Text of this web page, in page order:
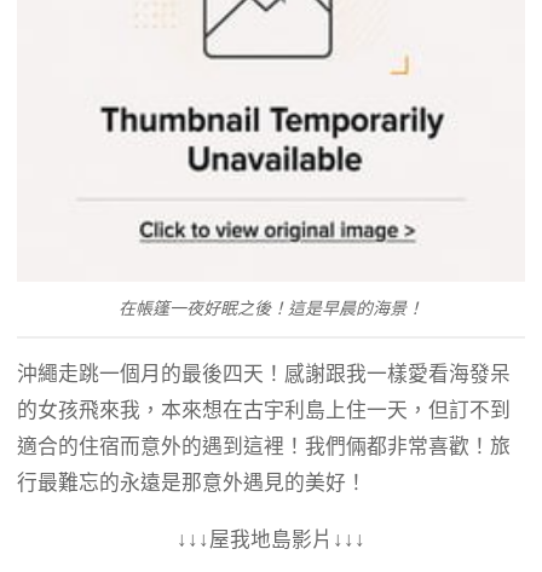
在帳篷一夜好眠之後！這是早晨的海景！
沖繩走跳一個月的最後四天！感謝跟我一樣愛看海發呆
的女孩飛來我，本來想在古宇利島上住一天，但訂不到
適合的住宿而意外的遇到這裡！我們倆都非常喜歡！旅
行最難忘的永遠是那意外遇見的美好！
↓↓↓屋我地島影片↓↓↓